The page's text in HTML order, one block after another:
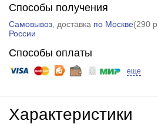
Способы получения
Самовывоз, доставка по Москве(290 р.
России
Способы оплаты
еще
Характеристики